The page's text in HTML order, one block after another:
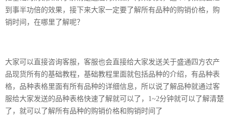
到事半功倍的效果，接下来大家一定要了解所有品种的购销价格，购
销时间，在哪里了解呢？
大家可以直接咨询客服，客服也会直接给大家发送关于盛通四方农产
品现货所有的基础教程，基础教程里面就包括品种的介绍，有品种表
格，品种表格里面有所有品种的详细信息，所以说了解品种就通过客
服给大家发送的品种表格快速了解就可以了，1~2分钟就可以了解清楚
了，就可以了解所有品种的购销价格和购销时间了